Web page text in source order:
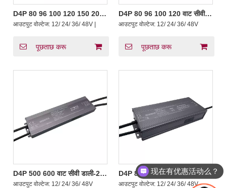
D4P 80 96 100 120 150 200
वाट सीवी सीसीटी पुश DALI-2 D4i
ड्राइवर जंक्शन बॉक्स के साथ
आउटपुट वोल्टेज: 12/ 24/ 36/ 48V |
पूछताछ करू
D4P 80 96 100 120 वाट सीवी
डाली-2 D4i पुश एलईडी ड्राइवर
12V 24V 36V 48V
आउटपुट वोल्टेज: 12/ 24/ 36/ 48V
पूछताछ करू
D4P 500 600 वाट सीवी डाली-2
D4i पुश एलईडी ड्राइवर 12 24 36
आउटपुट वोल्टेज: 12/ 24/ 36/ 48V
D4P 800 1000 वाट सीवी डाली-2
D4i पुश एलईडी ड्राइवर 12 24 36
आउटपुट वोल्टेज: 12/ 24/ 36/ 48V
现在有优惠活动么？